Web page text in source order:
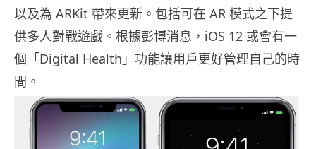
以及為 ARKit 帶來更新。包括可在 AR 模式之下提
供多人對戰遊戲。根據彭博消息，iOS 12 或會有一
個「Digital Health」功能讓用戶更好管理自己的時
間。